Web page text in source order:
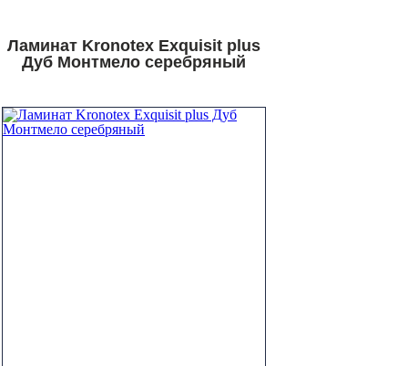
Ламинат Kronotex Exquisit plus
Дуб Монтмело серебряный